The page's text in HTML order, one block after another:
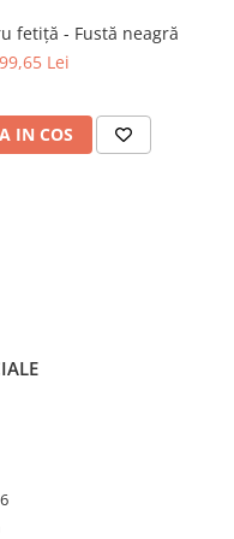
fetiță - Fustă neagră
99,65 Lei
IN COS